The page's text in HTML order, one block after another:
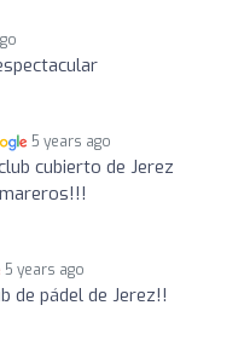
5 years ago
cubierto de Jerez
5 years ago
de pádel de Jerez!!